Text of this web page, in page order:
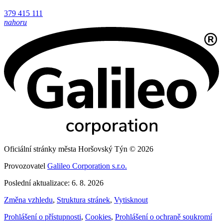
379 415 111
nahoru
Oficiální stránky města Horšovský Týn © 2026
Provozovatel Galileo Corporation s.r.o.
Poslední aktualizace: 6. 8. 2026
Změna vzhledu, Struktura stránek, Vytisknout
Prohlášení o přístupnosti, Cookies, Prohlášení o ochraně soukromí